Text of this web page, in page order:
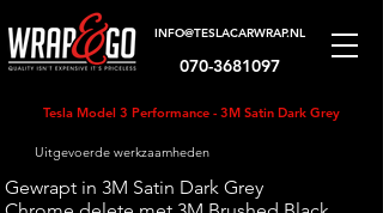
INFO@TESLACARWRAP.NL
070-3681097
Tesla Model 3 Performance - 3M Satin Dark Grey
Uitgevoerde werkzaamheden
Gewrapt in 3M Satin Dark Grey